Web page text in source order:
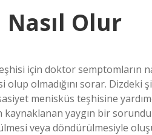
Nasıl Olur
için doktor semptomların
olmadığını sorar. Dizdeki
menisküs teşhisine
yaygın bir
veya döndürülmesiyle